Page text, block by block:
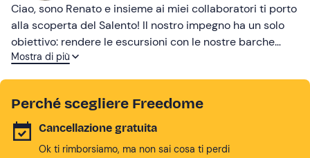
Ciao, sono Renato e insieme ai miei collaboratori ti porto
alla scoperta del Salento! Il nostro impegno ha un solo
obiettivo: rendere le escursioni con le nostre barche
serene e indimenticabili.
Mostra di più
Perché scegliere Freedome
Cancellazione gratuita
Ok ti rimborsiamo, ma non sai cosa ti perdi